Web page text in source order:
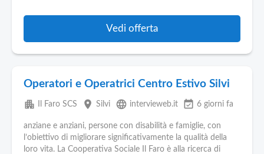
Vedi offerta
Operatori e Operatrici Centro Estivo Silvi
apartment Il Faro SCS place Silvi language intervieweb.it event_available 6 giorni fa
anziane e anziani, persone con disabilità e famiglie, con
l’obiettivo di migliorare significativamente la qualità della
loro vita. La Cooperativa Sociale Il Faro è alla ricerca di